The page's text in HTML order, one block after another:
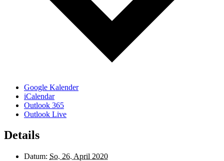
Google Kalender
iCalendar
Outlook 365
Outlook Live
Details
Datum: So. 26. April 2020